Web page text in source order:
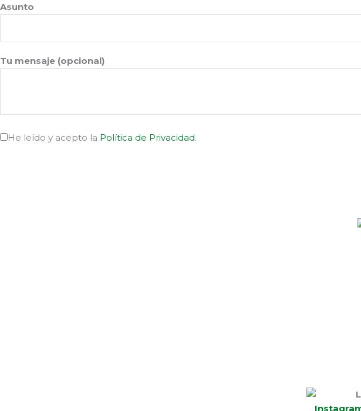
Asunto
Tu mensaje (opcional)
He leído y acepto la Política de Privacidad.